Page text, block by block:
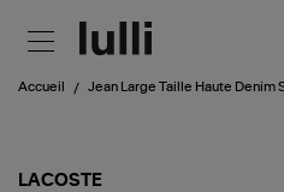
Accueil Jean Large Taille Haute Denim
LACOSTE